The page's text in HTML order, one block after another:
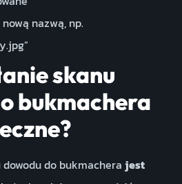
nazwą, np.
skanu
bukmachera
dowodu do bukmachera jest